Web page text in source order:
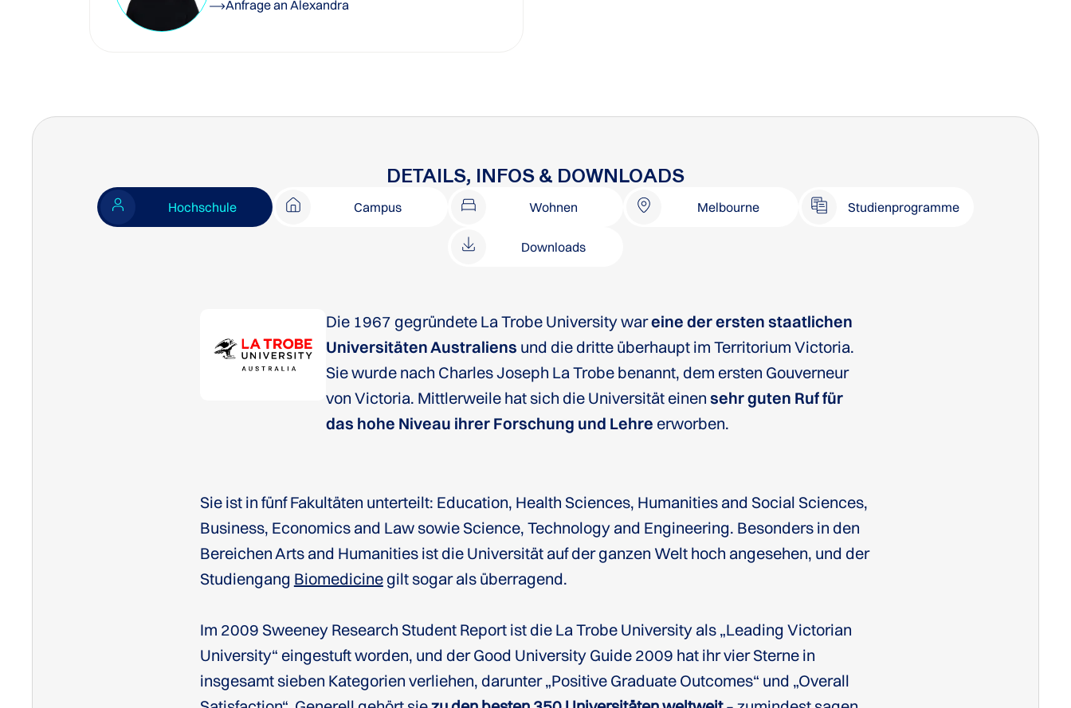
Anfrage an Alexandra
DETAILS, INFOS & DOWNLOADS
Hochschule Campus Wohnen Melbourne Studienprogramme
Downloads
Die 1967 gegründete La Trobe University wareine der ersten staatlichen
Universitäten Australiens und die dritte überhaupt im Territorium Victoria.
Sie wurde nach Charles Joseph La Trobe benannt, dem ersten Gouverneur
von Victoria. Mittlerweile hat sich die Universität einen sehr guten Ruf für
das hohe Niveau ihrer Forschung und Lehre erworben.
Sie ist in fünf Fakultäten unterteilt: Education, Health Sciences, Humanities and Social Sciences,
Business, Economics and Law sowie Science, Technology and Engineering. Besonders in den
Bereichen Arts and Humanities ist die Universität auf der ganzen Welt hoch angesehen, und der
Studiengang Biomedicinegilt sogar als überragend.
Im 2009 Sweeney Research Student Report ist die La Trobe University als „Leading Victorian
University“ eingestuft worden, und der Good University Guide 2009 hat ihr vier Sterne in
insgesamt sieben Kategorien verliehen, darunter „Positive Graduate Outcomes“ und „Overall